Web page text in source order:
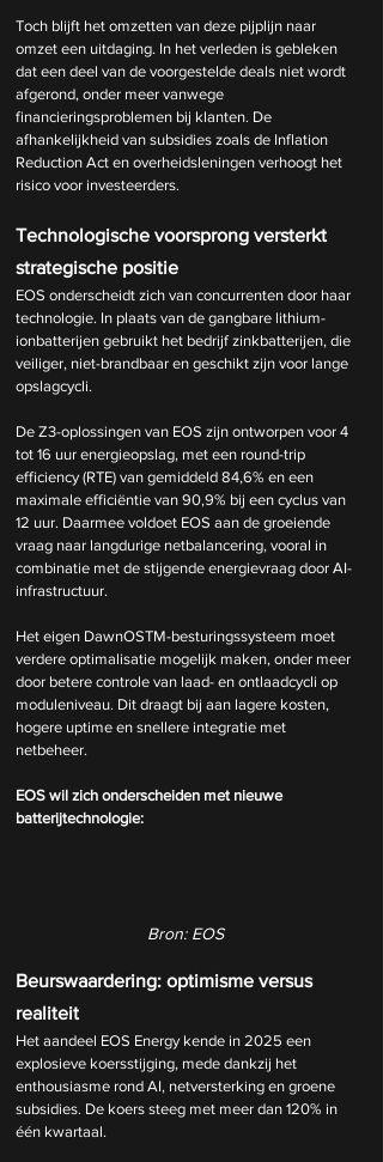
Toch blijft het omzetten van deze pijplijn naar
omzet een uitdaging. In het verleden is gebleken
dat een deel van de voorgestelde deals niet wordt
afgerond, onder meer vanwege
financieringsproblemen bij klanten. De
afhankelijkheid van subsidies zoals de Inflation
Reduction Act en overheidsleningen verhoogt het
risico voor investeerders.
Technologische voorsprong versterkt
strategische positie
EOS onderscheidt zich van concurrenten door haar
technologie. In plaats van de gangbare lithium-
ionbatterijen gebruikt het bedrijf zinkbatterijen, die
veiliger, niet-brandbaar en geschikt zijn voor lange
opslagcycli.
De Z3-oplossingen van EOS zijn ontworpen voor 4
tot 16 uur energieopslag, met een round-trip
efficiency (RTE) van gemiddeld 84,6% en een
maximale efficiëntie van 90,9% bij een cyclus van
12 uur. Daarmee voldoet EOS aan de groeiende
vraag naar langdurige netbalancering, vooral in
combinatie met de stijgende energievraag door AI-
infrastructuur.
Het eigen DawnOSTM-besturingssysteem moet
verdere optimalisatie mogelijk maken, onder meer
door betere controle van laad- en ontlaadcycli op
moduleniveau. Dit draagt bij aan lagere kosten,
hogere uptime en snellere integratie met
netbeheer.
EOS wil zich onderscheiden met nieuwe
batterijtechnologie:
Bron: EOS
Beurswaardering: optimisme versus
realiteit
Het aandeel EOS Energy kende in 2025 een
explosieve koersstijging, mede dankzij het
enthousiasme rond AI, netversterking en groene
subsidies. De koers steeg met meer dan 120% in
één kwartaal.